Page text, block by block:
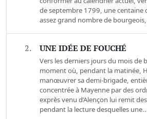
de septembre 1799, une centaine
assez grand nombre de
2. UNE IDÉE DE FOUCHÉ
Vers les derniers jours du mois de
moment où, pendant la matinée,
manœuvrer sa demi-brigade,
concentrée à Mayenne par des
exprès venu d’Alençon lui remit
pendant la lecture desquelles